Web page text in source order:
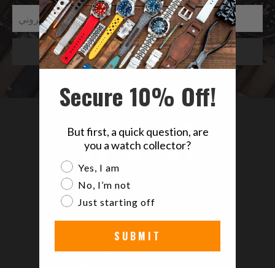
Secure 10% Off!
But first, a quick question, are
you a watch collector?
Are you a watch collector?
Yes, I am
No, I’m not
Just starting off
SUBMIT